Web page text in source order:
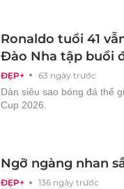
ĐẸP+ 63 ngày trước
Ronaldo tuổi 41
Đào Nha tập buổi
Dàn siêu sao bóng đá thế
Cup 2026.
ĐẸP+ 136 ngày trước
Ngỡ ngàng nhan